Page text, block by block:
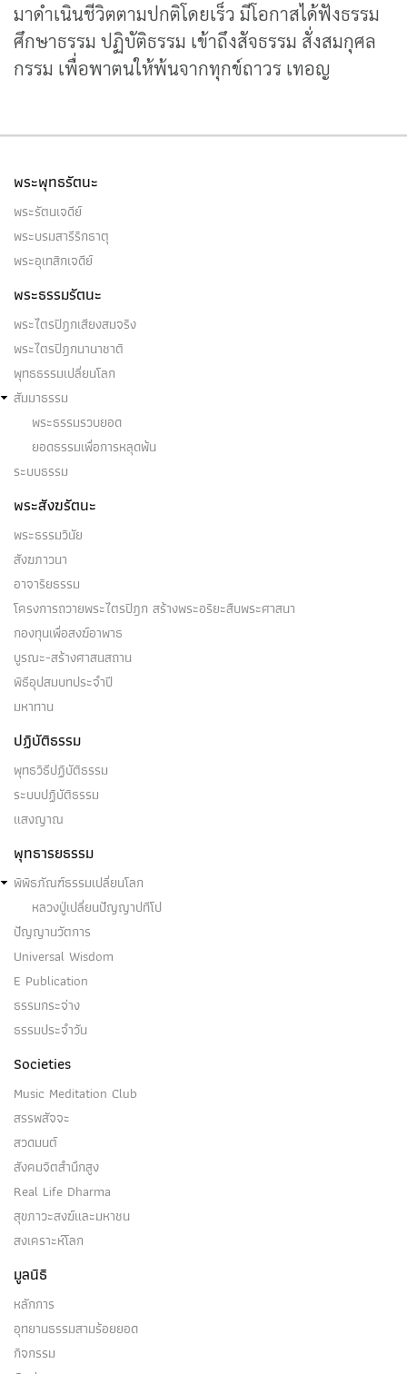
มาดำเนินชีวิตตามปกติโดยเร็ว มีโอกาสได้ฟังธรรม
ศึกษาธรรม ปฏิบัติธรรม เข้าถึงสัจธรรม สั่งสมกุศล
กรรม เพื่อพาตนให้พ้นจากทุกข์ถาวร เทอญ
พระพุทธรัตนะ
พระรัตนเจดีย์
พระบรมสารีริกธาตุ
พระอุเทสิกเจดีย์
พระธรรมรัตนะ
พระไตรปิฎกเสียงสมจริง
พระไตรปิฎกนานาชาติ
พุทธธรรมเปลี่ยนโลก
สัมมาธรรม
พระธรรมรวบยอด
ยอดธรรมเพื่อการหลุดพ้น
ระบบธรรม
พระสังฆรัตนะ
พระธรรมวินัย
สังฆภาวนา
อาจาริยธรรม
โครงการถวายพระไตรปิฎก สร้างพระอริยะสืบพระศาสนา
กองทุนเพื่อสงฆ์อาพาธ
บูรณะ-สร้างศาสนสถาน
พิธีอุปสมบทประจำปี
มหาทาน
ปฏิบัติธรรม
พุทธวิธีปฏิบัติธรรม
ระบบปฏิบัติธรรม
แสงญาณ
พุทธารยธรรม
พิพิธภัณฑ์ธรรมเปลี่ยนโลก
หลวงปู่เปลี่ยนปัญญาปทีโป
ปัญญานวัตการ
Universal Wisdom
E Publication
ธรรมกระจ่าง
ธรรมประจำวัน
Societies
Music Meditation Club
สรรพสัจจะ
สวดมนต์
สังคมจิตสำนึกสูง
Real Life Dharma
สุขภาวะสงฆ์และมหาชน
สงเคราะห์โลก
มูลนิธิ
หลักการ
อุทยานธรรมสามร้อยยอด
กิจกรรม